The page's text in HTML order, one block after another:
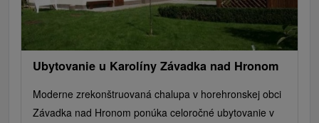
Ubytovanie u Karolíny Závadka nad Hronom
Moderne zrekonštruovaná chalupa v horehronskej obci
Závadka nad Hronom ponúka celoročné ubytovanie v